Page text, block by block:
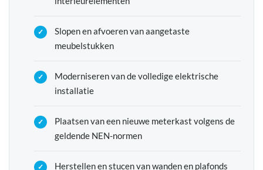
Slopen en afvoeren van aangetaste
meubelstukken
Moderniseren van de volledige elektrische
installatie
Plaatsen van een nieuwe meterkast volgens de
geldende NEN-normen
Herstellen en stucen van wanden en plafonds